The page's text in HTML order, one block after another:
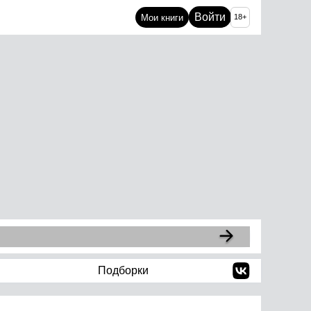
Мои книги Войти 18+
Подборки